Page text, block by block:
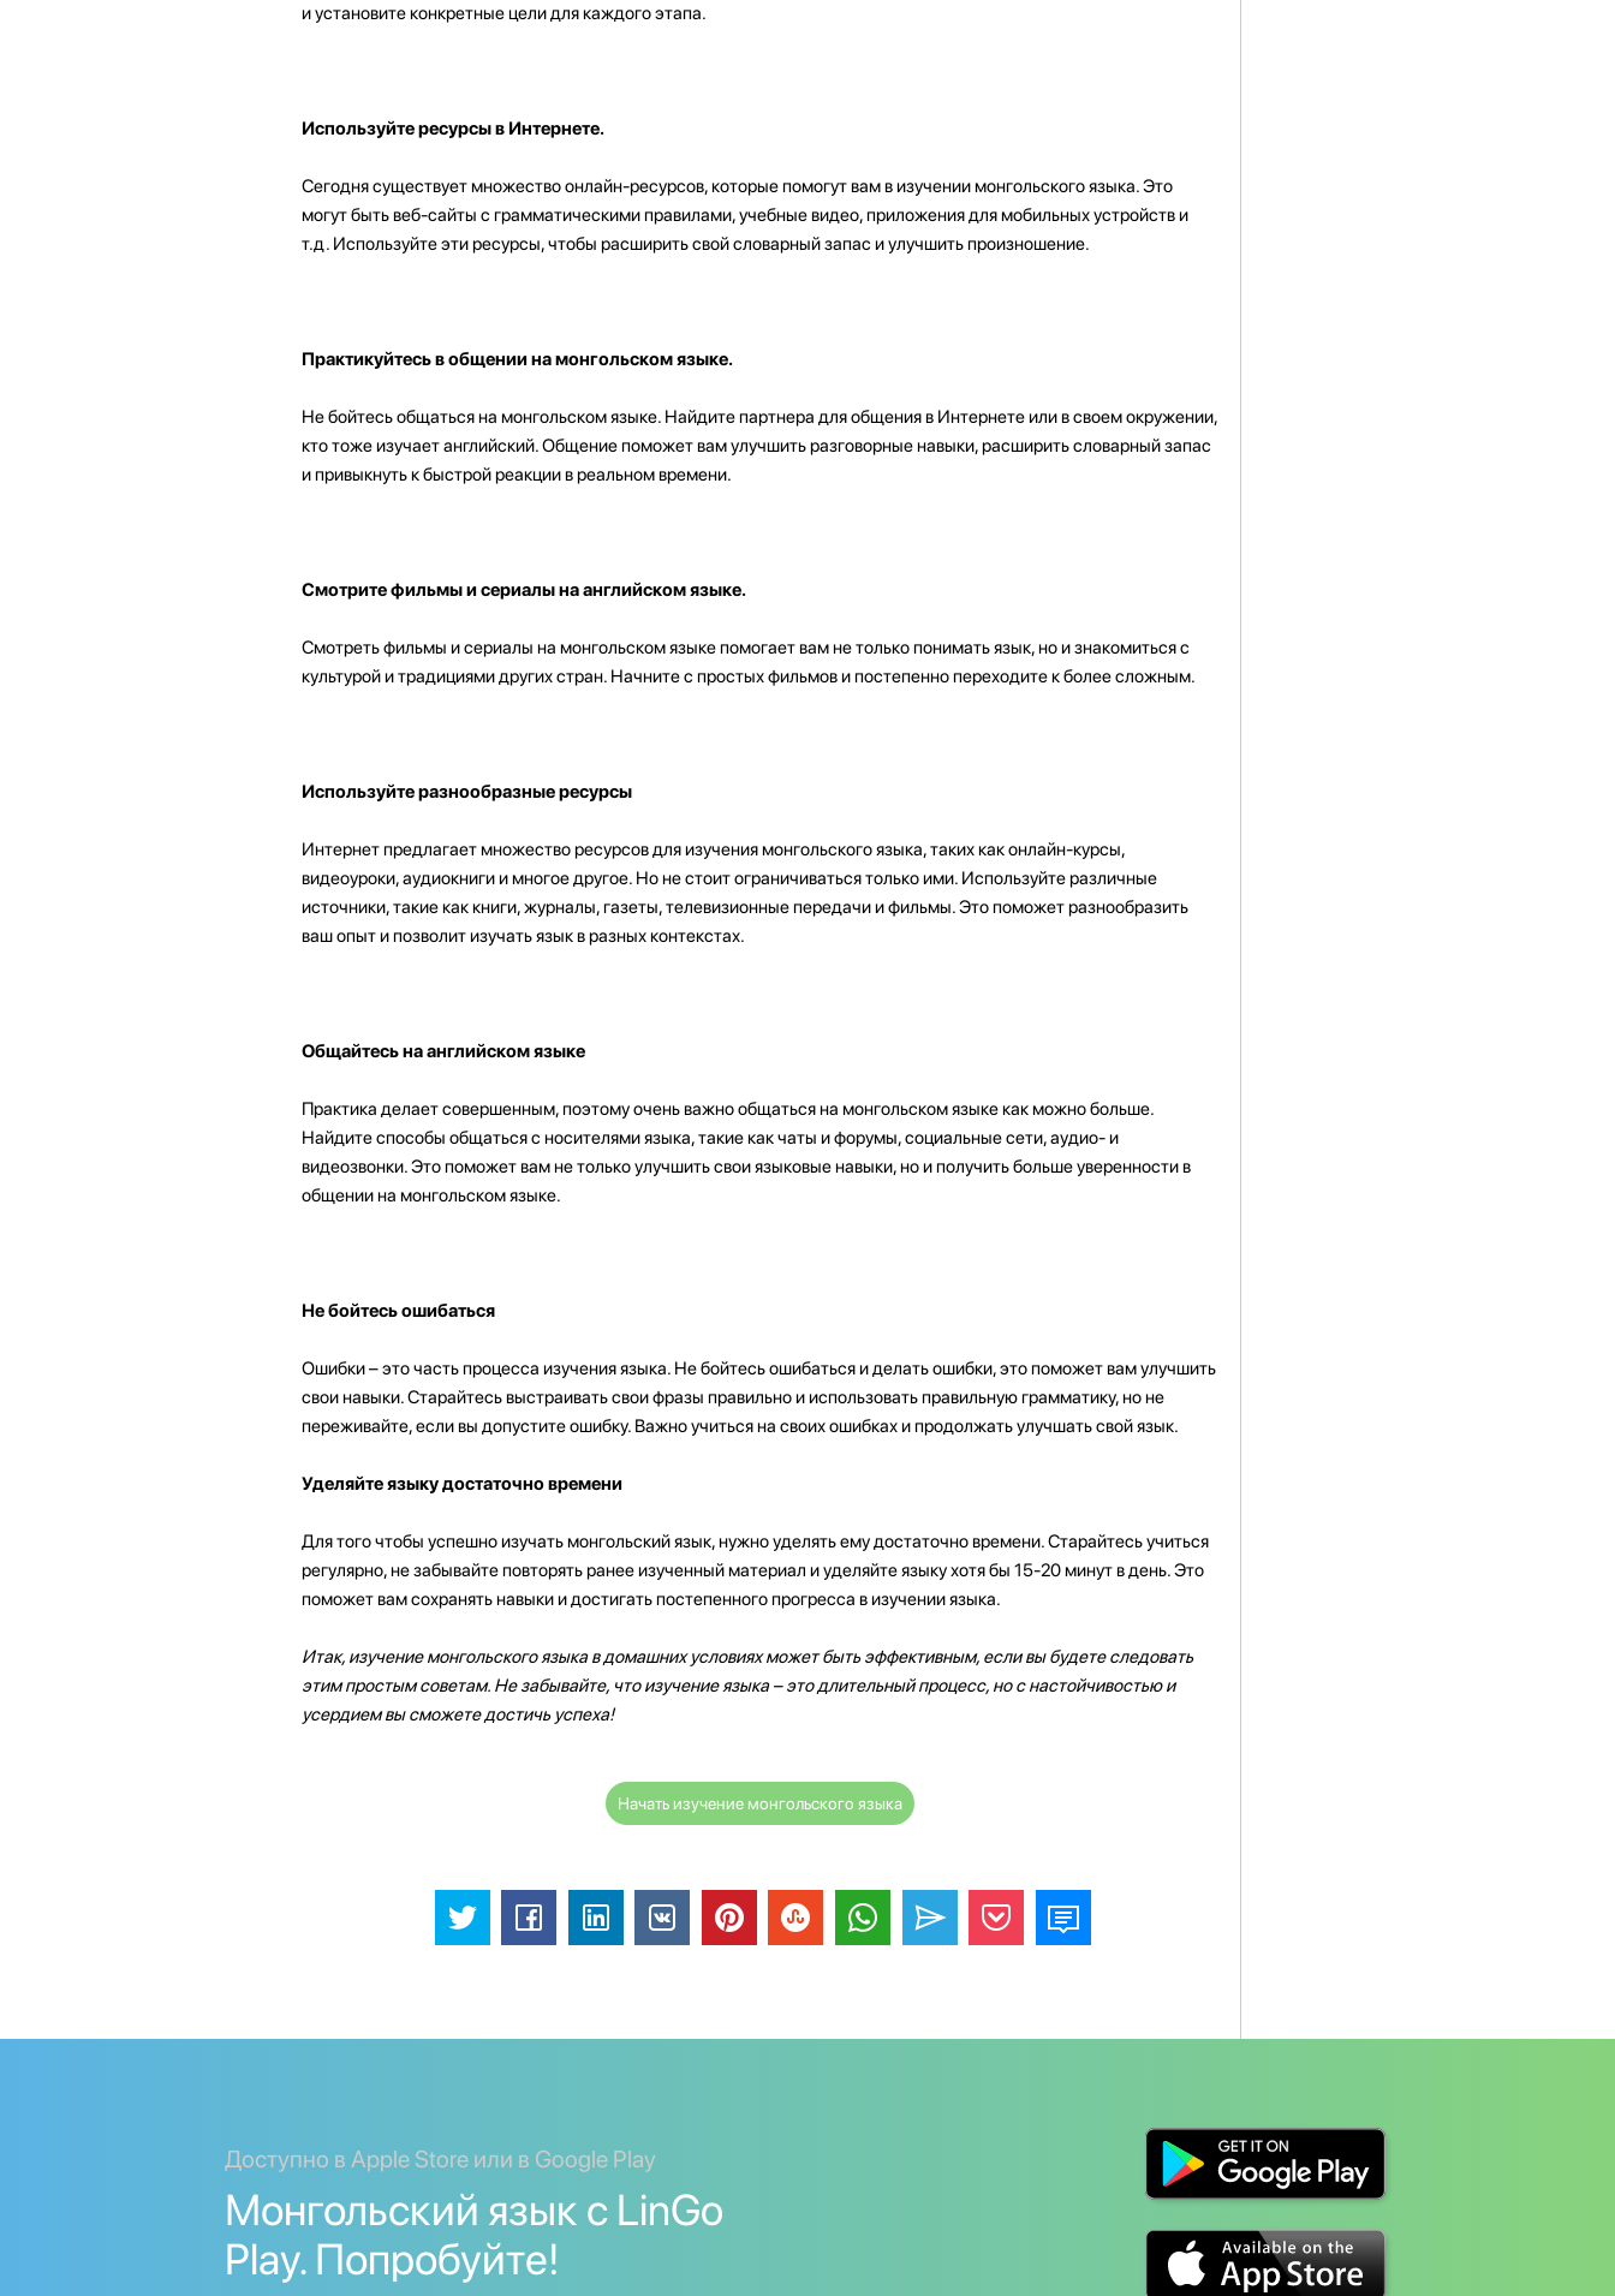
и установите конкретные цели для каждого этапа.
Используйте ресурсы в Интернете.
Сегодня существует множество онлайн-ресурсов, которые помогут вам в изучении монгольского языка. Это
могут быть веб-сайты с грамматическими правилами, учебные видео, приложения для мобильных устройств и
т.д. Используйте эти ресурсы, чтобы расширить свой словарный запас и улучшить произношение.
Практикуйтесь в общении на монгольском языке.
Не бойтесь общаться на монгольском языке. Найдите партнера для общения в Интернете или в своем окружении,
кто тоже изучает английский. Общение поможет вам улучшить разговорные навыки, расширить словарный запас
и привыкнуть к быстрой реакции в реальном времени.
Смотрите фильмы и сериалы на английском языке.
Смотреть фильмы и сериалы на монгольском языке помогает вам не только понимать язык, но и знакомиться с
культурой и традициями других стран. Начните с простых фильмов и постепенно переходите к более сложным.
Используйте разнообразные ресурсы
Интернет предлагает множество ресурсов для изучения монгольского языка, таких как онлайн-курсы,
видеоуроки, аудиокниги и многое другое. Но не стоит ограничиваться только ими. Используйте различные
источники, такие как книги, журналы, газеты, телевизионные передачи и фильмы. Это поможет разнообразить
ваш опыт и позволит изучать язык в разных контекстах.
Общайтесь на английском языке
Практика делает совершенным, поэтому очень важно общаться на монгольском языке как можно больше.
Найдите способы общаться с носителями языка, такие как чаты и форумы, социальные сети, аудио- и
видеозвонки. Это поможет вам не только улучшить свои языковые навыки, но и получить больше уверенности в
общении на монгольском языке.
Не бойтесь ошибаться
Ошибки – это часть процесса изучения языка. Не бойтесь ошибаться и делать ошибки, это поможет вам улучшить
свои навыки. Старайтесь выстраивать свои фразы правильно и использовать правильную грамматику, но не
переживайте, если вы допустите ошибку. Важно учиться на своих ошибках и продолжать улучшать свой язык.
Уделяйте языку достаточно времени
Для того чтобы успешно изучать монгольский язык, нужно уделять ему достаточно времени. Старайтесь учиться
регулярно, не забывайте повторять ранее изученный материал и уделяйте языку хотя бы 15-20 минут в день. Это
поможет вам сохранять навыки и достигать постепенного прогресса в изучении языка.
Итак, изучение монгольского языка в домашних условиях может быть эффективным, если вы будете следовать
этим простым советам. Не забывайте, что изучение языка – это длительный процесс, но с настойчивостью и
усердием вы сможете достичь успеха!
Начать изучение монгольского языка
Доступно в Apple Store или в Google Play
Монгольский язык с LinGo
Play. Попробуйте!